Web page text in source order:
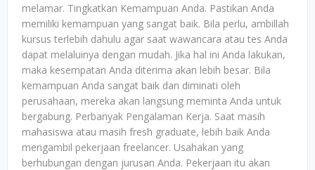
melamar. Tingkatkan Kemampuan Anda. Pastikan Anda
memiliki kemampuan yang sangat baik. Bila perlu, ambillah
kursus terlebih dahulu agar saat wawancara atau tes Anda
dapat melaluinya dengan mudah. Jika hal ini Anda lakukan,
maka kesempatan Anda diterima akan lebih besar. Bila
kemampuan Anda sangat baik dan diminati oleh
perusahaan, mereka akan langsung meminta Anda untuk
bergabung. Perbanyak Pengalaman Kerja. Saat masih
mahasiswa atau masih fresh graduate, lebih baik Anda
mengambil pekerjaan freelancer. Usahakan yang
berhubungan dengan jurusan Anda. Pekerjaan itu akan